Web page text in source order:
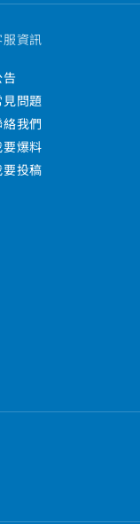
服資訊
告
見問題
絡我們
要爆料
要投稿